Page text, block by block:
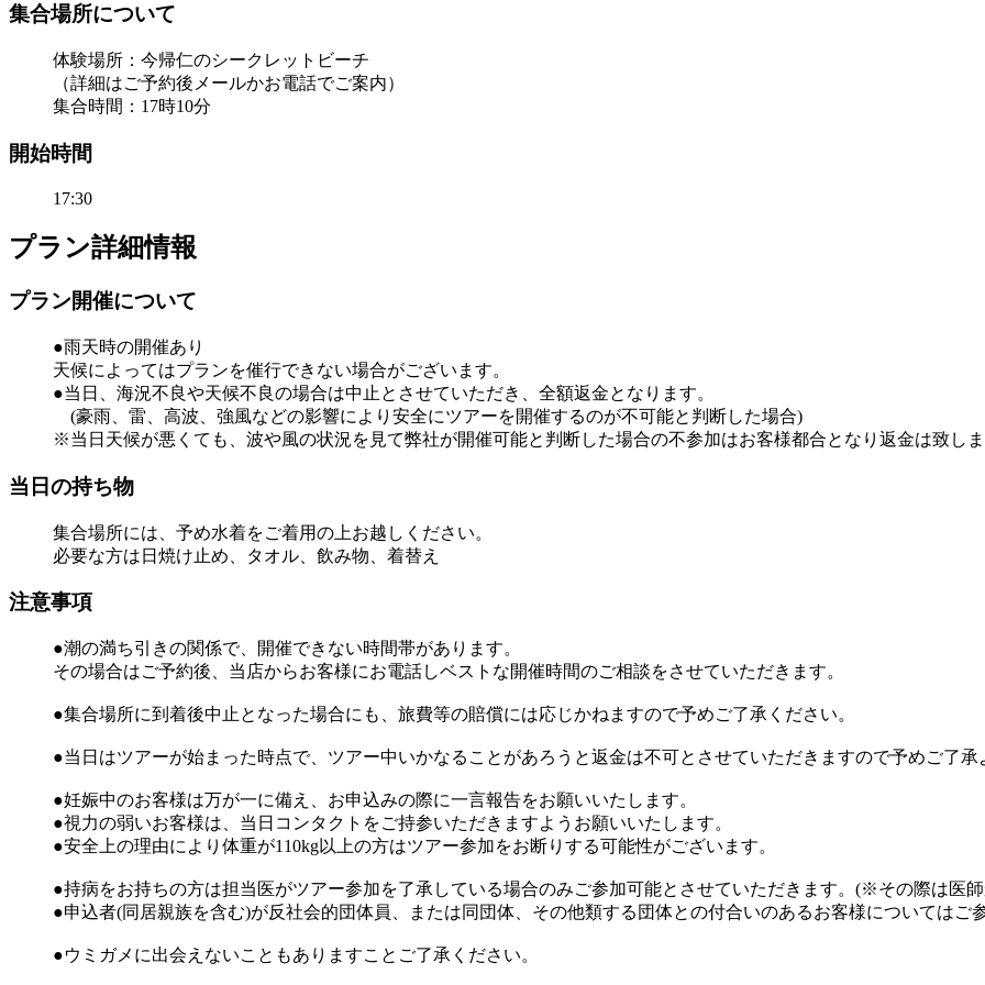
集合場所について
体験場所：今帰仁のシークレットビーチ
（詳細はご予約後メールかお電話でご案内）
集合時間：17時10分
開始時間
17:30
プラン詳細情報
プラン開催について
●雨天時の開催あり
天候によってはプランを催行できない場合がございます。
●当日、海況不良や天候不良の場合は中止とさせていただき、全額返金となります。
(豪雨、雷、高波、強風などの影響により安全にツアーを開催するのが不可能と判断した場合)
※当日天候が悪くても、波や風の状況を見て弊社が開催可能と判断した場合の不参加はお客様都合となり返金は致し
当日の持ち物
集合場所には、予め水着をご着用の上お越しください。
必要な方は日焼け止め、タオル、飲み物、着替え
注意事項
●潮の満ち引きの関係で、開催できない時間帯があります。
その場合はご予約後、当店からお客様にお電話しベストな開催時間のご相談をさせていただきます。
●集合場所に到着後中止となった場合にも、旅費等の賠償には応じかねますので予めご了承ください。
●当日はツアーが始まった時点で、ツアー中いかなることがあろうと返金は不可とさせていただきますので予めご了
●妊娠中のお客様は万が一に備え、お申込みの際に一言報告をお願いいたします。
●視力の弱いお客様は、当日コンタクトをご持参いただきますようお願いいたします。
●安全上の理由により体重が110kg以上の方はツアー参加をお断りする可能性がございます。
●持病をお持ちの方は担当医がツアー参加を了承している場合のみご参加可能とさせていただきます。(※その際は医
●申込者(同居親族を含む)が反社会的団体員、または同団体、その他類する団体との付合いのあるお客様についてはご
●ウミガメに出会えないこともありますことご了承ください。